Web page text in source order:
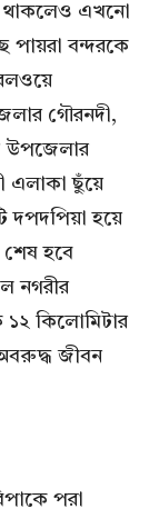
থাকলেও এখনো
পায়রা বন্দরকে
গৌরনদী,
উপজেলার
এলাকা ছুঁয়ে
দপদপিয়া হয়ে
শেষ হবে
নগরীর
১২ কিলোমিটার
জীবন
পরা